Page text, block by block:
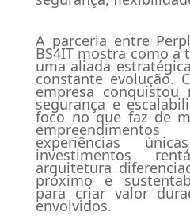
A parceria entre
BS4IT mostra como a
uma aliada
constante evolução.
empresa conquistou
segurança e
foco no que faz de
experiências
investimentos
arquitetura
próximo e
para criar valor
envolvidos.